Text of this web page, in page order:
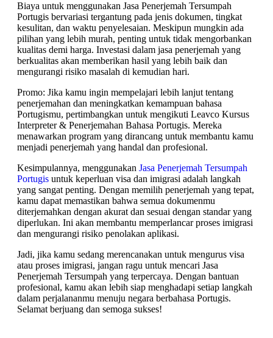
Biaya untuk menggunakan Jasa Penerjemah Tersumpah
Portugis bervariasi tergantung pada jenis dokumen, tingkat
kesulitan, dan waktu penyelesaian. Meskipun mungkin ada
pilihan yang lebih murah, penting untuk tidak mengorbankan
kualitas demi harga. Investasi dalam jasa penerjemah yang
berkualitas akan memberikan hasil yang lebih baik dan
mengurangi risiko masalah di kemudian hari.
Promo: Jika kamu ingin mempelajari lebih lanjut tentang
penerjemahan dan meningkatkan kemampuan bahasa
Portugismu, pertimbangkan untuk mengikuti Leavco Kursus
Interpreter & Penerjemahan Bahasa Portugis. Mereka
menawarkan program yang dirancang untuk membantu kamu
menjadi penerjemah yang handal dan profesional.
Kesimpulannya, menggunakan Jasa Penerjemah Tersumpah
Portugis untuk keperluan visa dan imigrasi adalah langkah
yang sangat penting. Dengan memilih penerjemah yang tepat,
kamu dapat memastikan bahwa semua dokumenmu
diterjemahkan dengan akurat dan sesuai dengan standar yang
diperlukan. Ini akan membantu memperlancar proses imigrasi
dan mengurangi risiko penolakan aplikasi.
Jadi, jika kamu sedang merencanakan untuk mengurus visa
atau proses imigrasi, jangan ragu untuk mencari Jasa
Penerjemah Tersumpah yang terpercaya. Dengan bantuan
profesional, kamu akan lebih siap menghadapi setiap langkah
dalam perjalananmu menuju negara berbahasa Portugis.
Selamat berjuang dan semoga sukses!